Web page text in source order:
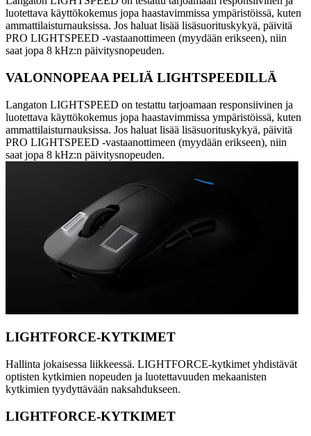
luotettava käyttökokemus jopa haastavimmissa ympäristöissä, kuten
ammattilaisturnauksissa. Jos haluat lisää lisäsuorituskykyä, päivitä
PRO LIGHTSPEED -vastaanottimeen (myydään erikseen), niin
saat jopa 8 kHz:n päivitysnopeuden.
VALONNOPEAA PELIÄ LIGHTSPEEDILLÄ
Langaton LIGHTSPEED on testattu tarjoamaan responsiivinen ja
luotettava käyttökokemus jopa haastavimmissa ympäristöissä, kuten
ammattilaisturnauksissa. Jos haluat lisää lisäsuorituskykyä, päivitä
PRO LIGHTSPEED -vastaanottimeen (myydään erikseen), niin
saat jopa 8 kHz:n päivitysnopeuden.
LIGHTFORCE-KYTKIMET
Hallinta jokaisessa liikkeessä. LIGHTFORCE-kytkimet yhdistävät
optisten kytkimien nopeuden ja luotettavuuden mekaanisten
kytkimien tyydyttävään naksahdukseen.
LIGHTFORCE-KYTKIMET